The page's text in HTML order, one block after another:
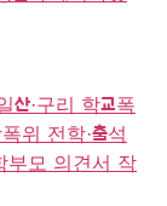
산·구리 학교폭
위 전학·출석
부모 의견서 작